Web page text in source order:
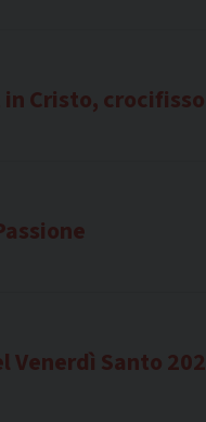
in Cristo,
Venerdì Santo